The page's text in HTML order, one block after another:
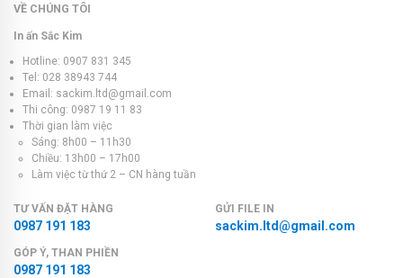
VỀ CHÚNG TÔI
In ấn Sắc Kim
Hotline: 0907 831 345
Tel: 028 38943 744
Email: sackim.ltd@gmail.com
Thi công: 0987 19 11 83
Thời gian làm việc
Sáng: 8h00 – 11h30
Chiều: 13h00 – 17h00
Làm việc từ thứ 2 – CN hàng tuần
TƯ VẤN ĐẶT HÀNG
0987 191 183
GỬI FILE IN
sackim.ltd@gmail.com
GÓP Ý, THAN PHIỀN
0987 191 183